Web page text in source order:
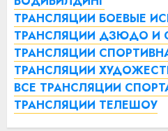
ТРАНСЛЯЦИИ БОЕВЫЕ
ТРАНСЛЯЦИИ ДЗЮДО И
ТРАНСЛЯЦИИ
ТРАНСЛЯЦИИ
ВСЕ ТРАНСЛЯЦИИ
ТРАНСЛЯЦИИ ТЕЛЕШОУ